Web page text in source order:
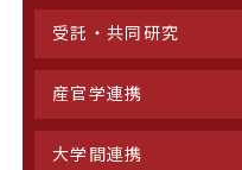
受託・共同研究
産官学連携
大学間連携